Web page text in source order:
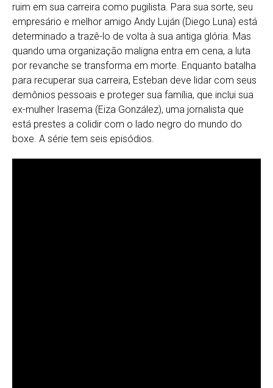
ruim em sua carreira como pugilista. Para sua sorte, seu
empresário e melhor amigo Andy Luján (Diego Luna) está
determinado a trazê-lo de volta à sua antiga glória. Mas
quando uma organização maligna entra em cena, a luta
por revanche se transforma em morte. Enquanto batalha
para recuperar sua carreira, Esteban deve lidar com seus
demônios pessoais e proteger sua família, que inclui sua
ex-mulher Irasema (Eiza González), uma jornalista que
está prestes a colidir com o lado negro do mundo do
boxe. A série tem seis episódios.